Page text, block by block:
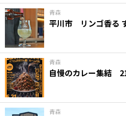
青森
平川市 リンゴ香る
青森
自慢のカレー集結
青森